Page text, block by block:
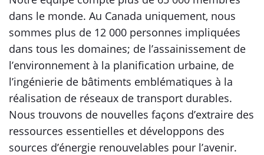
dans le monde. Au Canada uniquement, nous
sommes plus de 12 000 personnes impliquées
dans tous les domaines; de l’assainissement de
l’environnement à la planification urbaine, de
l’ingénierie de bâtiments emblématiques à la
réalisation de réseaux de transport durables.
Nous trouvons de nouvelles façons d’extraire des
ressources essentielles et développons des
sources d’énergie renouvelables pour l’avenir.